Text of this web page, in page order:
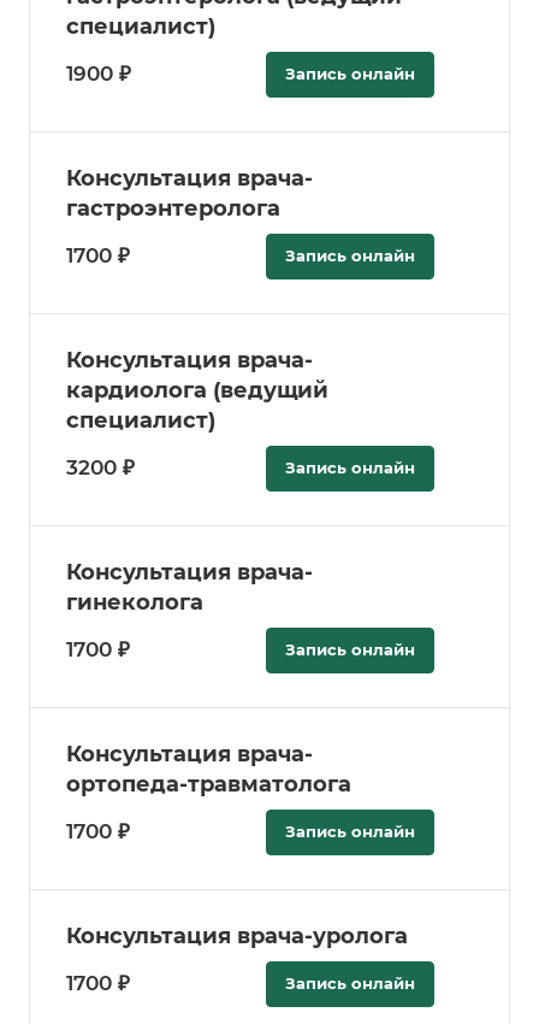
специалист)
1900 ₽ Запись онлайн
Консультация врача-
гастроэнтеролога
1700 ₽ Запись онлайн
Консультация врача-
кардиолога (ведущий
специалист)
3200 ₽ Запись онлайн
Консультация врача-
гинеколога
1700 ₽ Запись онлайн
Консультация врача-
ортопеда-травматолога
1700 ₽ Запись онлайн
Консультация врача-уролога
1700 ₽ Запись онлайн